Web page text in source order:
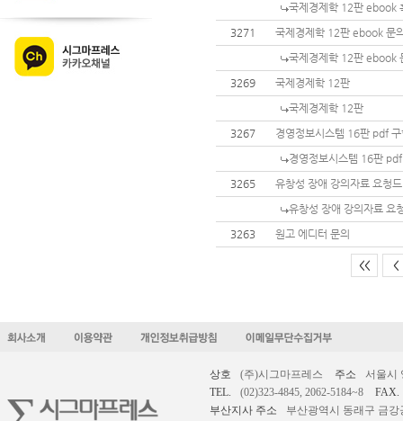
국제경제학 12판 ebook
3271
국제경제학 12판 ebook 문
국제경제학 12판 ebook
3269
국제경제학 12판
국제경제학 12판
3267
경영정보시스템 16판 pdf
경영정보시스템 16판
3265
유창성 장애 강의자료 요청
유창성 장애 강의자료 요
3263
원고 에디터 문의
<< <
상호 (주)시그마프레스 주소
서울시
TEL.
(02)323-4845, 2062-5184~8
FAX.
부산지사 주소
부산광역시 동래구 금강